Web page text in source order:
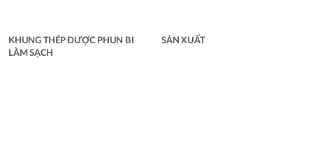
KHUNG THÉP ĐƯỢC PHUN BI
LÀM SẠCH
SẢN XUẤT